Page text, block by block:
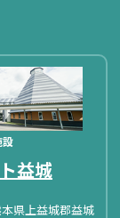
設
益城
県上益城郡益城